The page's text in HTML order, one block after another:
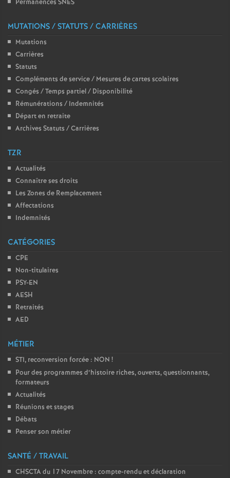
r
o
Permanences SNES
MUTATIONS / STATUTS / CARRIÈRES
Mutations
Carrières
Statuts
Compléments de service / Mesures de cartes scolaires
Congés / Temps partiel / Disponibilité
Rémunérations / Indemnités
Départ en retraite
Archives Statuts / Carrières
TZR
Actualités
Connaître ses droits
Les Zones de Remplacement
Affectations
Indemnités
CATÉGORIES
CPE
Non-titulaires
PSY-EN
AESH
Retraités
AED
MÉTIER
STI, reconversion forcée : NON !
Pour des programmes d’histoire riches, ouverts, questionnants,
formateurs
Actualités
Réunions et stages
Débats
Penser son métier
SANTÉ / TRAVAIL
CHSCTA du 17 Novembre : compte-rendu et déclaration